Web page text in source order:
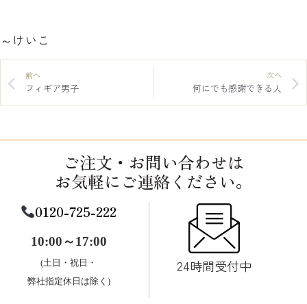
～けいこ
前へ
フィギア男子
次へ
何にでも感謝できる人
ご注文・お問い合わせは
お気軽にご連絡ください。
0120-725-222
10:00～17:00
(土日・祝日・
弊社指定休日は除く)
24時間受付中